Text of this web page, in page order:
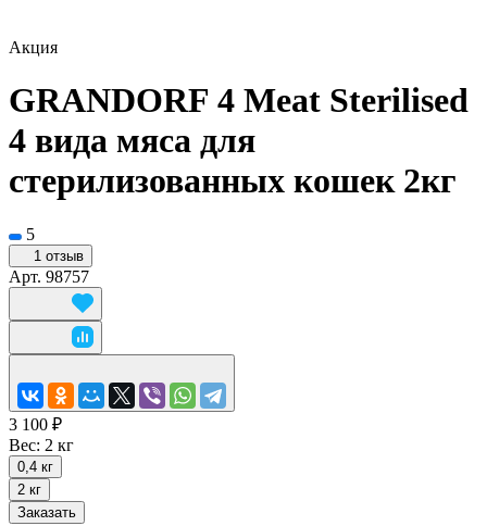
Акция
GRANDORF 4 Meat Sterilised
4 вида мяса для
стерилизованных кошек 2кг
5
1 отзыв
Арт. 98757
3 100 ₽
Вес: 2 кг
0,4 кг
2 кг
Заказать